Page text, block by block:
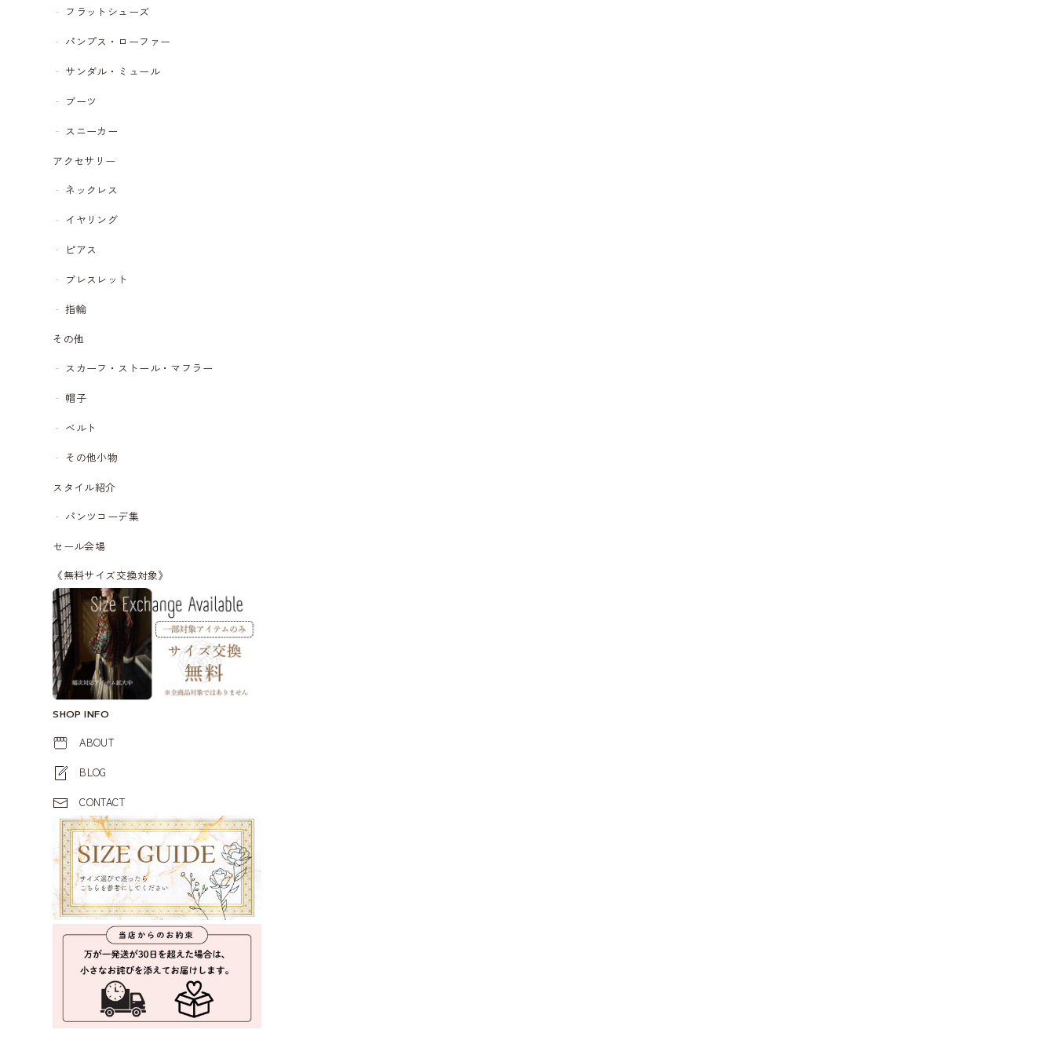
フラットシューズ
パンプス・ローファー
サンダル・ミュール
ブーツ
スニーカー
アクセサリー
ネックレス
イヤリング
ピアス
ブレスレット
指輪
その他
スカーフ・ストール・マフラー
帽子
ベルト
その他小物
スタイル紹介
パンツコーデ集
セール会場
《無料サイズ交換対象》
SHOP INFO
ABOUT
BLOG
CONTACT